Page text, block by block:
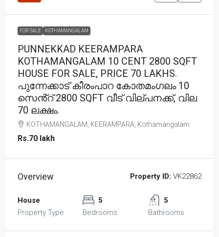
FOR SALE KOTHAMANGALAM
PUNNEKKAD KEERAMPARA
KOTHAMANGALAM 10 CENT 2800 SQFT
HOUSE FOR SALE, PRICE 70 LAKHS.
പുന്നേക്കാട് കീരംപാറ കോതമംഗലം 10
സെൻ്റ് 2800 SQFT വീട് വില്പനക്ക്, വില
70 ലക്ഷം.
KOTHAMANGALAM, KEERAMPARA, Kothamangalam
Rs.70 lakh
Overview Property ID: VK22862
House
Property Type
5
Bedrooms
5
Bathrooms